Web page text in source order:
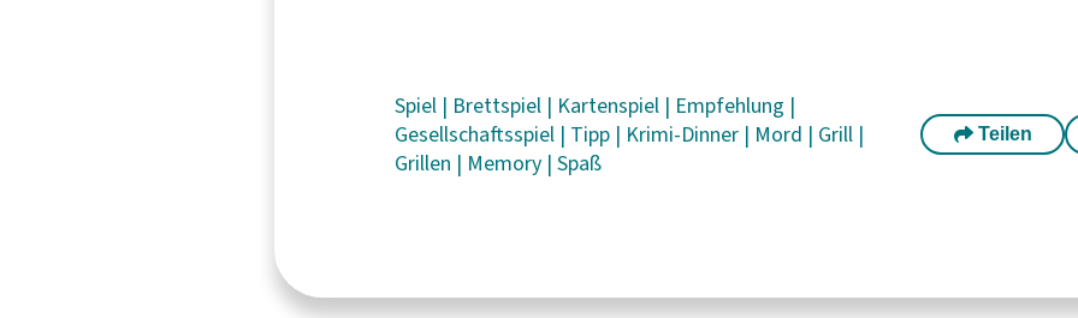
Spiel | Brettspiel | Kartenspiel | Empfehlung |
Gesellschaftsspiel | Tipp | Krimi-Dinner | Mord | Grill |
Grillen | Memory |Spaß
Teilen